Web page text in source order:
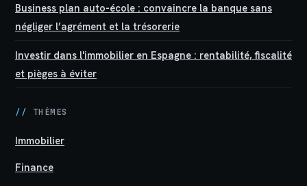
Business plan auto-école : convaincre la banque sans
négliger l’agrément et la trésorerie
Investir dans l'immobilier en Espagne : rentabilité, fiscalité
et pièges à éviter
// THÈMES
Immobilier
Finance